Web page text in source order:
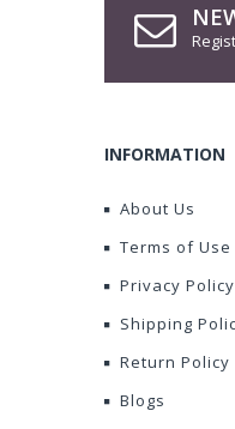
INFORMATION
About Us
Terms of Use
Privacy Policy
Shipping
Return Policy
Blogs